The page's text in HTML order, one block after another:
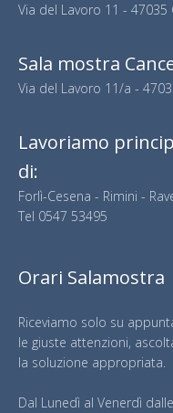
Via del Lavoro 11 -
Sala mostra
Via del Lavoro 11/a -
Lavoriamo
di:
Forlì-Cesena - Rimini -
Tel 0547 53495
Orari Salamostra
Riceviamo solo su
le giuste attenzioni,
la soluzione appropriata.
Dal Lunedì al Venerdì